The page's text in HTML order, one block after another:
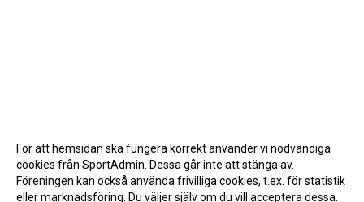
För att hemsidan ska fungera korrekt använder vi nödvändiga
cookies från SportAdmin. Dessa går inte att stänga av.
Föreningen kan också använda frivilliga cookies, t.ex. för statistik
eller marknadsföring. Du väljer själv om du vill acceptera dessa.